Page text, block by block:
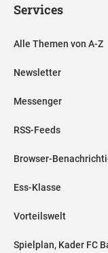
Services
Alle Themen von A-Z
Newsletter
Messenger
RSS-Feeds
Browser-
Ess-Klasse
Vorteilswelt
Spielplan, Kader FC